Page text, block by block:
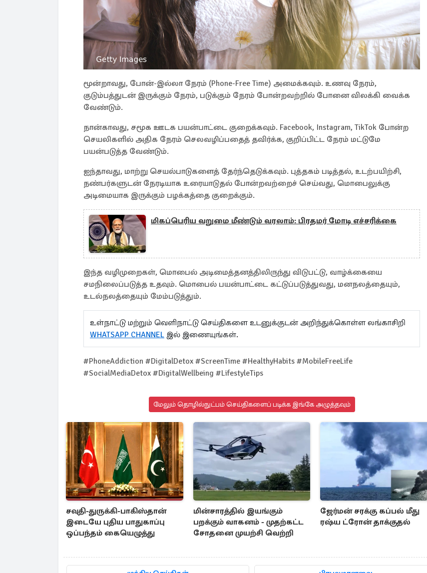
மூன்றாவது, போன்-இல்லா நேரம் (Phone-Free Time) அமைக்கவும். உணவு நேரம்,
குடும்பத்துடன் இருக்கும் நேரம், படுக்கும் நேரம் போன்றவற்றில் போனை விலக்கி வைக்க
வேண்டும்.
நான்காவது, சமூக ஊடக பயன்பாட்டை குறைக்கவும். Facebook, Instagram, TikTok போன்ற
செயலிகளில் அதிக நேரம் செலவழிப்பதைத் தவிர்க்க, குறிப்பிட்ட நேரம் மட்டுமே
பயன்படுத்த வேண்டும்.
ஐந்தாவது, மாற்று செயல்பாடுகளைத் தேர்ந்தெடுக்கவும். புத்தகம் படித்தல், உடற்பயிற்சி,
நண்பர்களுடன் நேரடியாக உரையாடுதல் போன்றவற்றைச் செய்வது, மொபைலுக்கு
அடிமையாக இருக்கும் பழக்கத்தை குறைக்கும்.
மிகப்பெரிய வறுமை மீண்டும் வரலாம்: பிரதமர் மோடி எச்சரிக்கை
இந்த வழிமுறைகள், மொபைல் அடிமைத்தனத்திலிருந்து விடுபட்டு, வாழ்க்கையை
சமநிலைப்படுத்த உதவும். மொபைல் பயன்பாட்டை கட்டுப்படுத்துவது, மனநலத்தையும்,
உடல்நலத்தையும் மேம்படுத்தும்.
உள்நாட்டு மற்றும் வெளிநாட்டு செய்திகளை உடனுக்குடன் அறிந்துக்கொள்ள லங்காசிறி
WHATSAPP CHANNEL இல் இணையுங்கள்.
#PhoneAddiction #DigitalDetox #ScreenTime #HealthyHabits #MobileFreeLife
#SocialMediaDetox #DigitalWellbeing #LifestyleTips
மேலும் தொழில்நுட்பம் செய்திகளைப் படிக்க இங்கே அழுத்தவும்
சவுதி-துருக்கி-பாகிஸ்தான்
இடையே புதிய பாதுகாப்பு
ஒப்பந்தம் கையெழுத்து
மின்சாரத்தில் இயங்கும்
பறக்கும் வாகனம் - முதற்கட்ட
சோதனை முயற்சி வெற்றி
ஜேர்மன் சரக்கு கப்பல் மீது
ரஷ்ய ட்ரோன் தாக்குதல்